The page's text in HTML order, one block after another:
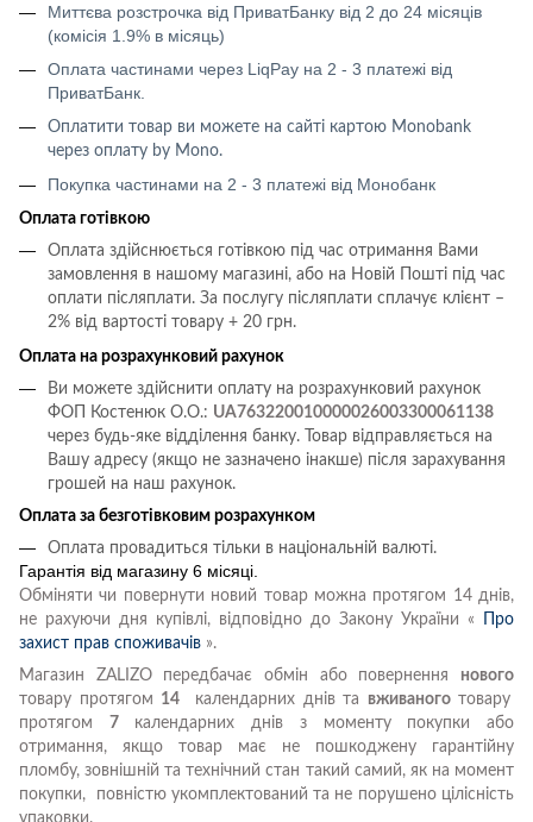
Миттєва розстрочка від ПриватБанку від 2 до 24 місяців
(комісія 1.9% в місяць)
Оплата частинами через LiqPay на 2 - 3 платежі від
ПриватБанк.
Оплатити товар ви можете на сайті картою Monobank
через оплату by Mono.
Покупка частинами на 2 - 3 платежі від Монобанк
Оплата готівкою
Оплата здійснюється готівкою під час отримання Вами
замовлення в нашому магазині, або на Новій Пошті під час
оплати післяплати. За послугу післяплати сплачує клієнт –
2% від вартості товару + 20 грн.
Оплата на розрахунковий рахунок
Ви можете здійснити оплату на розрахунковий рахунок
ФОП Костенюк О.О.: UA763220010000026003300061138
через будь-яке відділення банку. Товар відправляється на
Вашу адресу (якщо не зазначено інакше) після зарахування
грошей на наш рахунок.
Оплата за безготівковим розрахунком
Оплата провадиться тільки в національній валюті.
Гарантія від магазину 6 місяці.
Обміняти чи повернути новий товар можна протягом 14 днів,
не рахуючи дня купівлі, відповідно до Закону України «
Про
захист прав споживачів ».
Магазин ZALIZO передбачає обмін або повернення
нового
товару протягом 14 календарних днів та вживаноготовару
протягом 7календарних днів з моменту покупки або
отримання, якщо товар має не пошкоджену гарантійну
пломбу, зовнішній та технічний стан такий самий, як на момент
покупки, повністю укомплектований та не порушено цілісність
упаковки.